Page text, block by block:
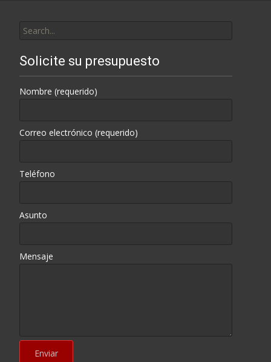
for:
Solicite su presupuesto
Nombre (requerido)
Correo electrónico (requerido)
Teléfono
Asunto
Mensaje